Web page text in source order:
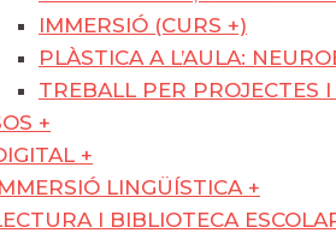
IMMERSIÓ (CURS +)
PLÀSTICA A L’AULA:
TREBALL PER PROJECTES
+
+
LINGÜÍSTICA +
I BIBLIOTECA